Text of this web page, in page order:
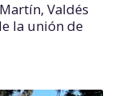
Valdés
la unión de